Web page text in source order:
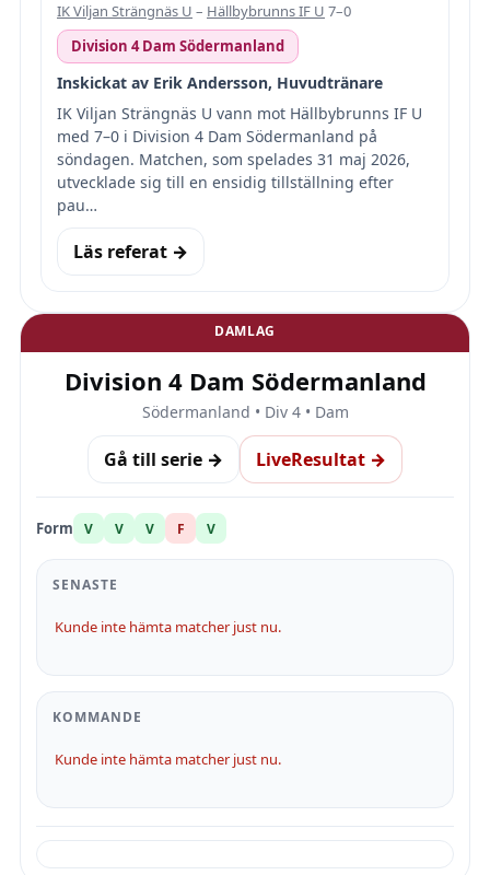
IK Viljan Strängnäs U – Hällbybrunns IF U 7–0
Division 4 Dam Södermanland
Inskickat av Erik Andersson, Huvudtränare
IK Viljan Strängnäs U vann mot Hällbybrunns IF U
med 7–0 i Division 4 Dam Södermanland på
söndagen. Matchen, som spelades 31 maj 2026,
utvecklade sig till en ensidig tillställning efter
pau…
Läs referat →
DAMLAG
Division 4 Dam Södermanland
Södermanland • Div 4 • Dam
Gå till serie → LiveResultat →
Form V V V F V
SENASTE
Kunde inte hämta matcher just nu.
KOMMANDE
Kunde inte hämta matcher just nu.